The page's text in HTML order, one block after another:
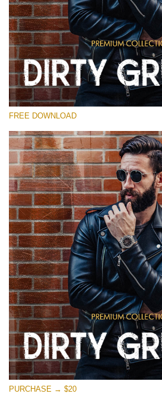
कृपया चुने
Free Photoshop Overlay
Small 800*533px
Dirty Grunge
(31 Overlays)
Entire Collection
(1783 Overlays)
Large 6000*4000px
मुफ्त डाउनलोड
FREE DOWNLOAD
PURCHASE → $20